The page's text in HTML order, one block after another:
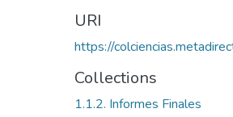
URI
https://
Collections
1.1.2. Informes Finales